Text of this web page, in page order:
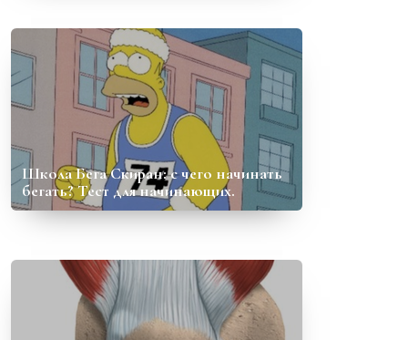
Школа Бега Скиран: с чего начинать
бегать? Тест для начинающих.